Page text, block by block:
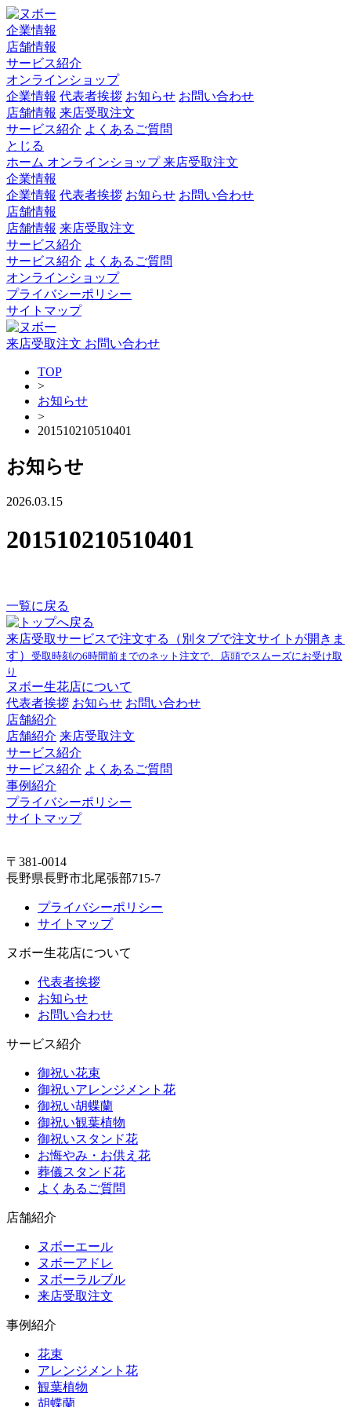
企業情報
店舗情報
サービス紹介
オンラインショップ
企業情報 代表者挨拶 お知らせ お問い合わせ
店舗情報 来店受取注文
サービス紹介 よくあるご質問
とじる
ホーム オンラインショップ来店受取注文
企業情報
企業情報 代表者挨拶 お知らせ お問い合わせ
店舗情報
店舗情報 来店受取注文
サービス紹介
サービス紹介 よくあるご質問
オンラインショップ
プライバシーポリシー
サイトマップ
来店受取注文 お問い合わせ
TOP
>
お知らせ
>
201510210510401
お知らせ
2026.03.15
201510210510401
一覧に戻る
来店受取サービスで注文する
（別タブで注文サイトが開きま
す） 受取時刻の6時間前までのネット注文で、店頭でスムーズにお受け取
り
ヌボー生花店について
代表者挨拶 お知らせ お問い合わせ
店舗紹介
店舗紹介 来店受取注文
サービス紹介
サービス紹介 よくあるご質問
事例紹介
プライバシーポリシー
サイトマップ
〒381-0014
長野県長野市北尾張部715-7
プライバシーポリシー
サイトマップ
ヌボー生花店について
代表者挨拶
お知らせ
お問い合わせ
サービス紹介
御祝い花束
御祝いアレンジメント花
御祝い胡蝶蘭
御祝い観葉植物
御祝いスタンド花
お悔やみ・お供え花
葬儀スタンド花
よくあるご質問
店舗紹介
ヌボーエール
ヌボーアドレ
ヌボーラルブル
来店受取注文
事例紹介
花束
アレンジメント花
観葉植物
胡蝶蘭